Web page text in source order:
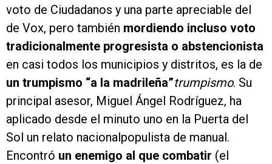
voto de Ciudadanos y una parte apreciable del
de Vox, pero también mordiendo incluso voto
tradicionalmente progresista o abstencionista
en casi todos los municipios y distritos, es la de
un trumpismo “a la madrileña”trumpismo. Su
principal asesor, Miguel Ángel Rodríguez, ha
aplicado desde el minuto uno en la Puerta del
Sol un relato nacionalpopulista de manual.
Encontró un enemigo al que combatir (el